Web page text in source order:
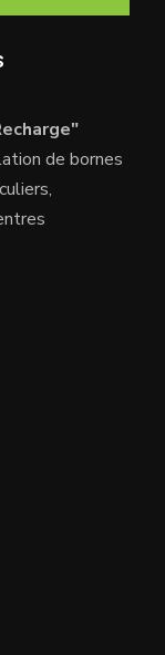
de bornes